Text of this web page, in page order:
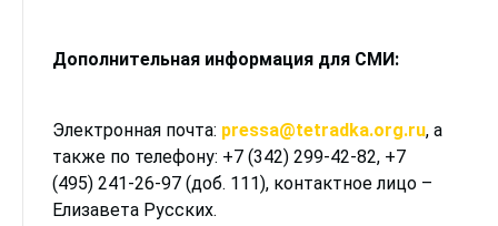
Дополнительная информация для СМИ:
Электронная почта: pressa@tetradka.org.ru, а
также по телефону: +7 (342) 299-42-82, +7
(495) 241-26-97 (доб. 111), контактное лицо –
Елизавета Русских.